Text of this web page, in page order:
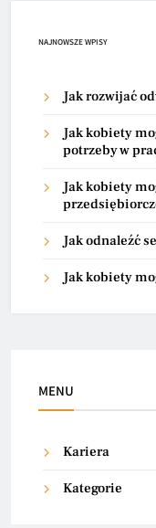
NAJNOWSZE WPISY
Jak rozwijać
Jak kobiety
potrzeby w
Jak kobiety
Jak odnaleźć
Jak kobiety
MENU
Kariera
Kategorie